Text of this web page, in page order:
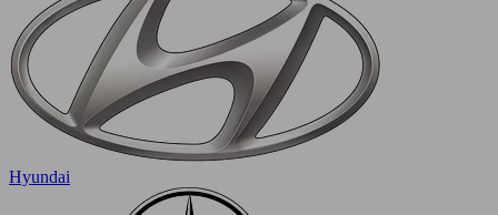
Hyundai